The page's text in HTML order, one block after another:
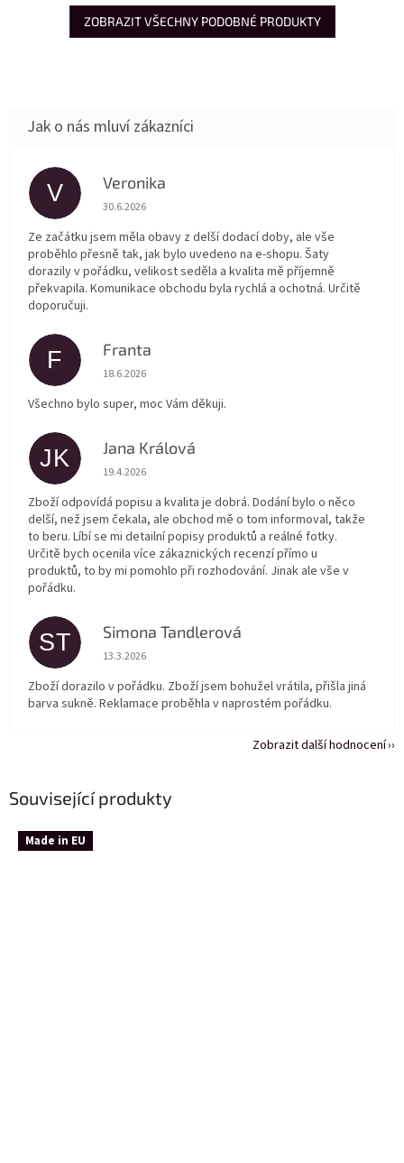
Související produkty
Made in EU
ZOBRAZIT VŠECHNY PODOBNÉ PRODUKTY
V Veronika
Hodnocení obchodu je 5 z 5 hvězdiček.
30.6.2026
Ze začátku jsem měla obavy z delší dodací doby, ale vše
proběhlo přesně tak, jak bylo uvedeno na e-shopu. Šaty
dorazily v pořádku, velikost seděla a kvalita mě příjemně
překvapila. Komunikace obchodu byla rychlá a ochotná. Určitě
doporučuji.
F Franta
Hodnocení obchodu je 5 z 5 hvězdiček.
18.6.2026
Všechno bylo super, moc Vám děkuji.
JK Jana Králová
Hodnocení obchodu je 5 z 5 hvězdiček.
19.4.2026
Zboží odpovídá popisu a kvalita je dobrá. Dodání bylo o něco
delší, než jsem čekala, ale obchod mě o tom informoval, takže
to beru. Líbí se mi detailní popisy produktů a reálné fotky.
Určitě bych ocenila více zákaznických recenzí přímo u
produktů, to by mi pomohlo při rozhodování. Jinak ale vše v
pořádku.
ST Simona Tandlerová
Hodnocení obchodu je 5 z 5 hvězdiček.
13.3.2026
Zboží dorazilo v pořádku. Zboží jsem bohužel vrátila, přišla jiná
barva sukně. Reklamace proběhla v naprostém pořádku.
Zobrazit další hodnocení